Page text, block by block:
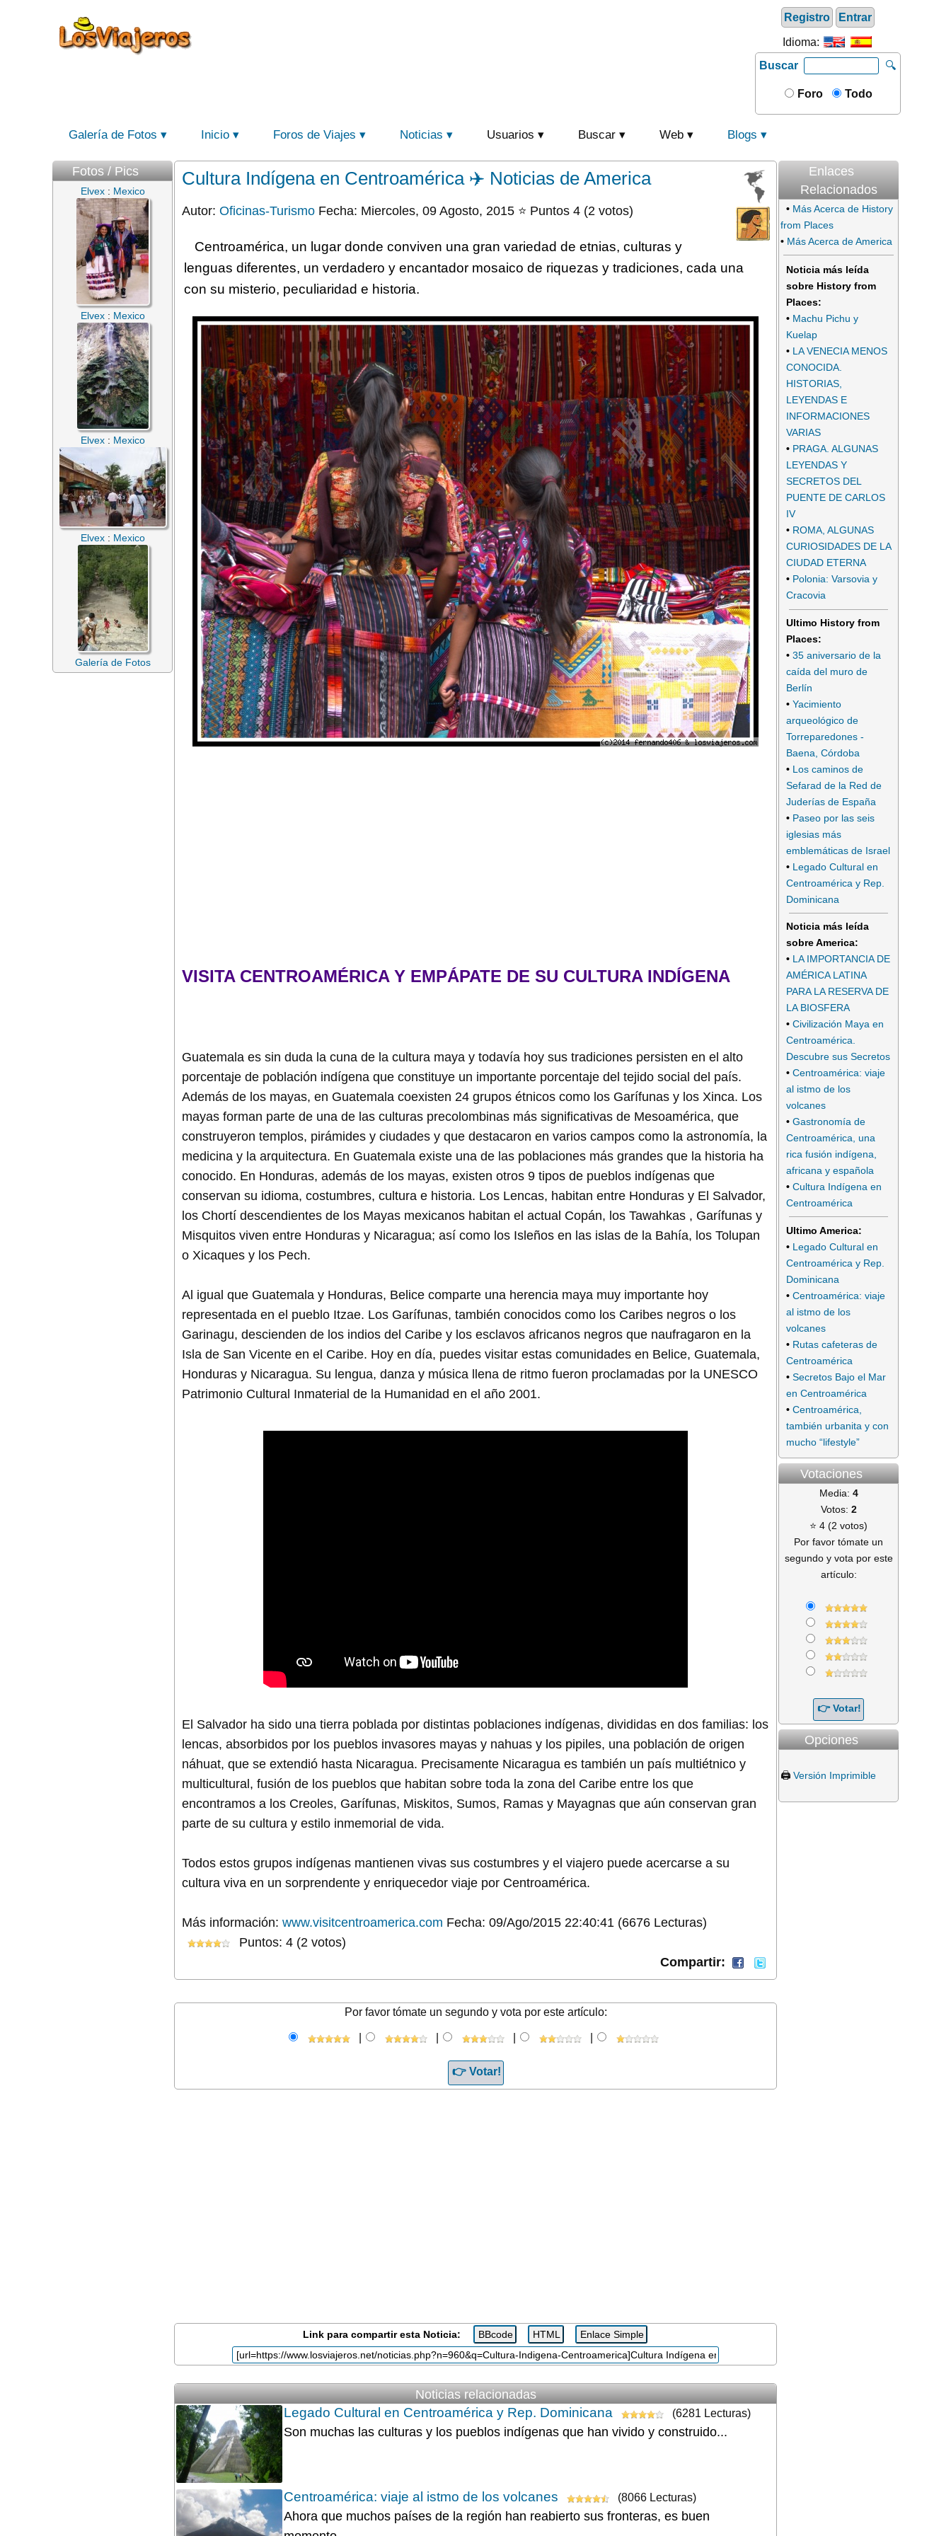
Registro Entrar
Idioma:
Buscar
🔍
Foro Todo
Galería de Fotos Inicio Foros de Viajes Noticias Usuarios Buscar Web Blogs
Fotos / Pics
Elvex: Mexico
Elvex: Mexico
Elvex: Mexico
Elvex: Mexico
Galería de Fotos
Cultura Indígena en Centroamérica ✈️ Noticias de America
Autor: Oficinas-Turismo Fecha: Miercoles, 09 Agosto, 2015 ⭐ Puntos 4 (2 votos)
Centroamérica, un lugar donde conviven una gran variedad de etnias, culturas y
lenguas diferentes, un verdadero y encantador mosaico de riquezas y tradiciones, cada una
con su misterio, peculiaridad e historia.
VISITA CENTROAMÉRICA Y EMPÁPATE DE SU CULTURA INDÍGENA
Guatemala es sin duda la cuna de la cultura maya y todavía hoy sus tradiciones persisten en el alto
porcentaje de población indígena que constituye un importante porcentaje del tejido social del país.
Además de los mayas, en Guatemala coexisten 24 grupos étnicos como los Garífunas y los Xinca. Los
mayas forman parte de una de las culturas precolombinas más significativas de Mesoamérica, que
construyeron templos, pirámides y ciudades y que destacaron en varios campos como la astronomía, la
medicina y la arquitectura. En Guatemala existe una de las poblaciones más grandes que la historia ha
conocido. En Honduras, además de los mayas, existen otros 9 tipos de pueblos indígenas que
conservan su idioma, costumbres, cultura e historia. Los Lencas, habitan entre Honduras y El Salvador,
los Chortí descendientes de los Mayas mexicanos habitan el actual Copán, los Tawahkas , Garífunas y
Misquitos viven entre Honduras y Nicaragua; así como los Isleños en las islas de la Bahía, los Tolupan
o Xicaques y los Pech.
Al igual que Guatemala y Honduras, Belice comparte una herencia maya muy importante hoy
representada en el pueblo Itzae. Los Garífunas, también conocidos como los Caribes negros o los
Garinagu, descienden de los indios del Caribe y los esclavos africanos negros que naufragaron en la
Isla de San Vicente en el Caribe. Hoy en día, puedes visitar estas comunidades en Belice, Guatemala,
Honduras y Nicaragua. Su lengua, danza y música llena de ritmo fueron proclamadas por la UNESCO
Patrimonio Cultural Inmaterial de la Humanidad en el año 2001.
El Salvador ha sido una tierra poblada por distintas poblaciones indígenas, divididas en dos familias: los
lencas, absorbidos por los pueblos invasores mayas y nahuas y los pipiles, una población de origen
náhuat, que se extendió hasta Nicaragua. Precisamente Nicaragua es también un país multiétnico y
multicultural, fusión de los pueblos que habitan sobre toda la zona del Caribe entre los que
encontramos a los Creoles, Garífunas, Miskitos, Sumos, Ramas y Mayagnas que aún conservan gran
parte de su cultura y estilo inmemorial de vida.
Todos estos grupos indígenas mantienen vivas sus costumbres y el viajero puede acercarse a su
cultura viva en un sorprendente y enriquecedor viaje por Centroamérica.
Más información: www.visitcentroamerica.com Fecha: 09/Ago/2015 22:40:41 (6676 Lecturas)
Puntos: 4 (2 votos)
Compartir:
Por favor tómate un segundo y vota por este artículo:
Link para compartir esta Noticia:
Noticias relacionadas
Legado Cultural en Centroamérica y Rep. Dominicana (6281 Lecturas)
Son muchas las culturas y los pueblos indígenas que han vivido y construido...
Centroamérica: viaje al istmo de los volcanes (8066 Lecturas)
Ahora que muchos países de la región han reabierto sus fronteras, es buen
Enlaces
Relacionados
• Más Acerca de History
from Places
• Más Acerca de America
Noticia más leída
sobre History from
Places:
• Machu Pichu y
Kuelap
• LA VENECIA MENOS
CONOCIDA.
HISTORIAS,
LEYENDAS E
INFORMACIONES
VARIAS
• PRAGA. ALGUNAS
LEYENDAS Y
SECRETOS DEL
PUENTE DE CARLOS
IV
• ROMA, ALGUNAS
CURIOSIDADES DE LA
CIUDAD ETERNA
• Polonia: Varsovia y
Cracovia
Ultimo History from
Places:
• 35 aniversario de la
caída del muro de
Berlín
• Yacimiento
arqueológico de
Torreparedones -
Baena, Córdoba
• Los caminos de
Sefarad de la Red de
Juderías de España
• Paseo por las seis
iglesias más
emblemáticas de Israel
• Legado Cultural en
Centroamérica y Rep.
Dominicana
Noticia más leída
sobre America:
• LA IMPORTANCIA DE
AMÉRICA LATINA
PARA LA RESERVA DE
LA BIOSFERA
• Civilización Maya en
Centroamérica.
Descubre sus Secretos
• Centroamérica: viaje
al istmo de los
volcanes
• Gastronomía de
Centroamérica, una
rica fusión indígena,
africana y española
• Cultura Indígena en
Centroamérica
Ultimo America:
• Legado Cultural en
Centroamérica y Rep.
Dominicana
• Centroamérica: viaje
al istmo de los
volcanes
• Rutas cafeteras de
Centroamérica
• Secretos Bajo el Mar
en Centroamérica
• Centroamérica,
también urbanita y con
mucho “lifestyle”
Votaciones
Media: 4
Votos: 2
⭐ 4 (2 votos)
Por favor tómate un
segundo y vota por este
artículo:
Opciones
🖨️ Versión Imprimible